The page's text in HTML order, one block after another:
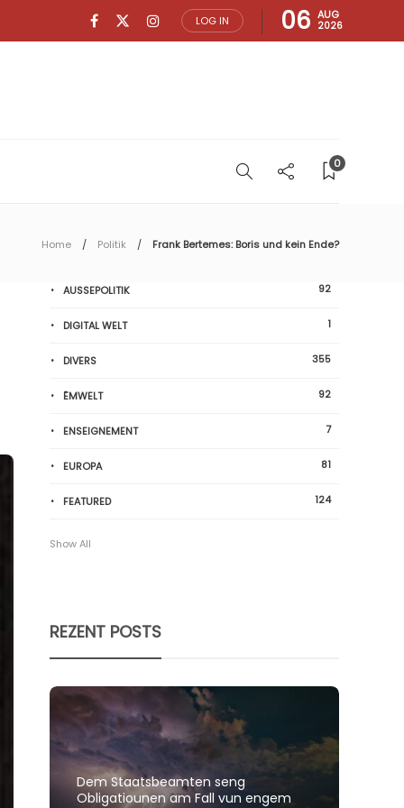
LOG IN 06 AUG
2026
0
Home Politik Frank Bertemes: Boris und kein Ende?
AUSSEPOLITIK 92
DIGITAL WELT 1
DIVERS 355
ËMWELT 92
ENSEIGNEMENT 7
EUROPA 81
FEATURED 124
Show All
REZENT POSTS
Dem Staatsbeamten seng
Obligatiounen am Fall vun engem